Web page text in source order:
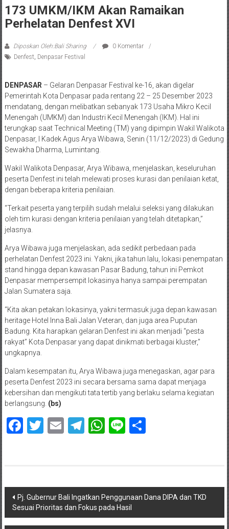
173 UMKM/IKM Akan Ramaikan
Perhelatan Denfest XVI
Diposkan Oleh:Bali Sharing
0 Komentar
Denfest, Denpasar Festival
DENPASAR – Gelaran Denpasar Festival ke-16, akan digelar
Pemerintah Kota Denpasar pada rentang 22 – 25 Desember 2023
mendatang, dengan melibatkan sebanyak 173 Usaha Mikro Kecil
Menengah (UMKM) dan Industri Kecil Menengah (IKM). Hal ini
terungkap saat Technical Meeting (TM) yang dipimpin Wakil Walikota
Denpasar, I Kadek Agus Arya Wibawa, Senin (11/12/2023) di Gedung
Sewakha Dharma, Lumintang.
Wakil Walikota Denpasar, Arya Wibawa, menjelaskan, keseluruhan
peserta Denfest ini telah melewati proses kurasi dan penilaian ketat,
dengan beberapa kriteria penilaian.
“Terkait peserta yang terpilih sudah melalui seleksi yang dilakukan
oleh tim kurasi dengan kriteria penilaian yang telah ditetapkan,”
jelasnya.
Arya Wibawa juga menjelaskan, ada sedikit perbedaan pada
perhelatan Denfest 2023 ini. Yakni, jika tahun lalu, lokasi penempatan
stand hingga depan kawasan Pasar Badung, tahun ini Pemkot
Denpasar mempersempit lokasinya hanya sampai perempatan
Jalan Sumatera saja.
“Kita akan petakan lokasinya, yakni termasuk juga depan kawasan
heritage Hotel Inna Bali Jalan Veteran, dan juga area Puputan
Badung. Kita harapkan gelaran Denfest ini akan menjadi “pesta
rakyat” Kota Denpasar yang dapat dinikmati berbagai kluster,”
ungkapnya.
Dalam kesempatan itu, Arya Wibawa juga menegaskan, agar para
peserta Denfest 2023 ini secara bersama sama dapat menjaga
kebersihan dan mengikuti tata tertib yang berlaku selama kegiatan
berlangsung. (bs)
Facebook
Twitter
EmailTelegram
WhatsApp
LineShare
Navigasi
pos
Pj. Gubernur Bali Ingatkan Penggunaan Dana DIPA dan TKD
Sesuai Prioritas dan Fokus pada Hasil